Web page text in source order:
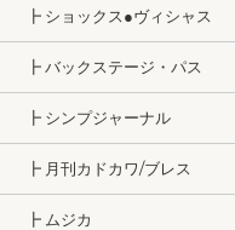
┣ ショックス●ヴィシャス
┣ バックステージ・パス
┣ シンプジャーナル
┣ 月刊カドカワ/ブレス
┣ ムジカ